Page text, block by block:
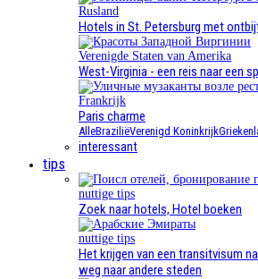
Rusland
Hotels in St. Petersburg met
Verenigde Staten van Amerika
West-Virginia - een reis naar een
Frankrijk
Paris charme
AlleBraziliëVerenigd Koninkrijk
interessant
tips
nuttige tips
Zoek naar hotels, Hotel boeken
nuttige tips
Het krijgen van een transitvisum
weg naar andere steden